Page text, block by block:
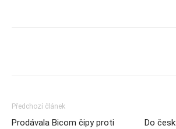
Předchozí článek
Prodávala Bicom čipy proti
Do